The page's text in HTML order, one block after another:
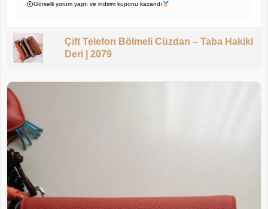
Görselli yorum yaptı ve indirim kuponu kazandı
Çift Telefon Bölmeli Cüzdan – Taba Hakiki
Deri | 2079